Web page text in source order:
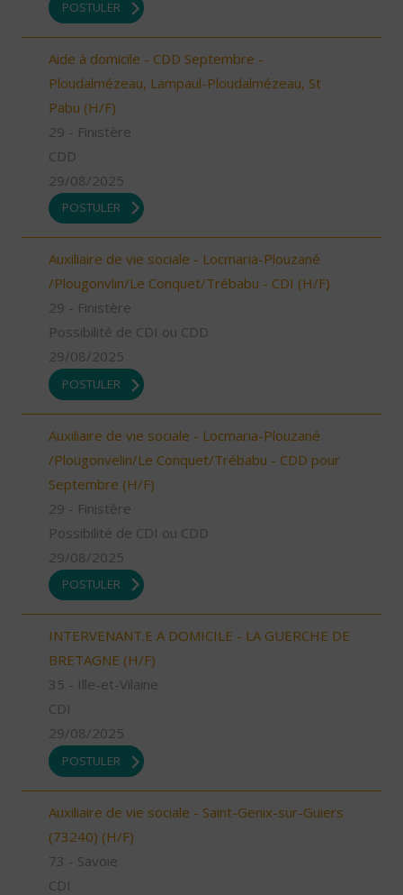
POSTULER
Aide à domicile - CDD Septembre -
Ploudalmézeau, Lampaul-Ploudalmézeau, St
Pabu (H/F)
29 - Finistère
CDD
29/08/2025
POSTULER
Auxiliaire de vie sociale - Locmaria-Plouzané
/Plougonvlin/Le Conquet/Trébabu - CDI (H/F)
29 - Finistère
Possibilité de CDI ou CDD
29/08/2025
POSTULER
Auxiliaire de vie sociale - Locmaria-Plouzané
/Plougonvelin/Le Conquet/Trébabu - CDD pour
Septembre (H/F)
29 - Finistère
Possibilité de CDI ou CDD
29/08/2025
POSTULER
INTERVENANT.E A DOMICILE - LA GUERCHE DE
BRETAGNE (H/F)
35 - Ille-et-Vilaine
CDI
29/08/2025
POSTULER
Auxiliaire de vie sociale - Saint-Genix-sur-Guiers
(73240) (H/F)
73 - Savoie
CDI